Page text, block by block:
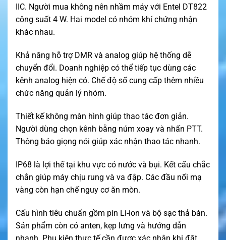
IIC. Người mua không nên nhầm máy với Entel DT822
công suất 4 W. Hai model có nhóm khí chứng nhận
khác nhau.
Khả năng hỗ trợ DMR và analog giúp hệ thống dễ
chuyển đổi. Doanh nghiệp có thể tiếp tục dùng các
kênh analog hiện có. Chế độ số cung cấp thêm nhiều
chức năng quản lý nhóm.
Thiết kế không màn hình giúp thao tác đơn giản.
Người dùng chọn kênh bằng núm xoay và nhấn PTT.
Thông báo giọng nói giúp xác nhận thao tác nhanh.
IP68 là lợi thế tại khu vực có nước và bụi. Kết cấu chắc
chắn giúp máy chịu rung và va đập. Các đầu nối mạ
vàng còn hạn chế nguy cơ ăn mòn.
Cấu hình tiêu chuẩn gồm pin Li-ion và bộ sạc thả bàn.
Sản phẩm còn có anten, kẹp lưng và hướng dẫn
nhanh. Phụ kiện thực tế cần được xác nhận khi đặt